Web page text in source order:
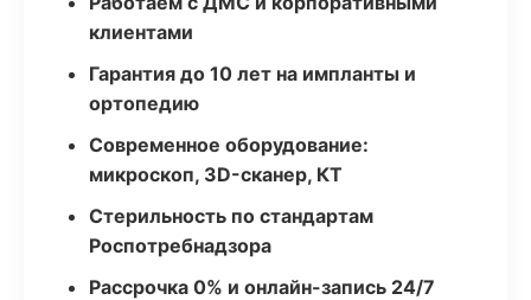
клиентами
Гарантия до 10 лет на импланты и
ортопедию
Современное оборудование:
микроскоп, 3D-сканер, КТ
Стерильность по стандартам
Роспотребнадзора
Рассрочка 0% и онлайн-запись 24/7